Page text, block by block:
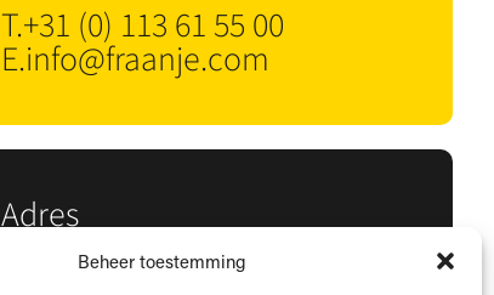
Beheer toestemming
T.+31 (0) 113 61 55 00
E.info@fraanje.com
Adres
4458 NK ’s-Heer Arendskerke